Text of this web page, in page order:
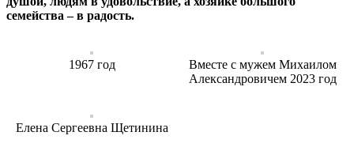
семейства – в радость.
1967 год
Вместе с мужем Михаилом
Александровичем 2023 год
Елена Сергеевна Щетинина